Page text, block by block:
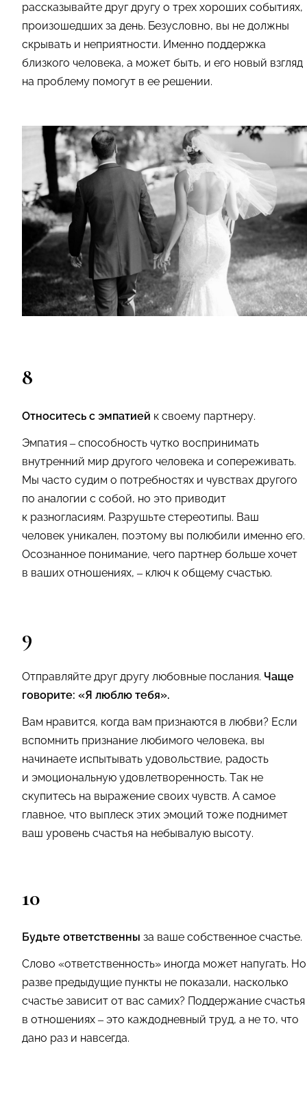
рассказывайте друг другу о трех хороших событиях,
произошедших за день. Безусловно, вы не должны
скрывать и неприятности. Именно поддержка
близкого человека, а может быть, и его новый взгляд
на проблему помогут в ее решении.
8
Относитесь с эмпатией к своему партнеру.
Эмпатия – способность чутко воспринимать
внутренний мир другого человека и сопереживать.
Мы часто судим о потребностях и чувствах другого
по аналогии с собой, но это приводит
к разногласиям. Разрушьте стереотипы. Ваш
человек уникален, поэтому вы полюбили именно его.
Осознанное понимание, чего партнер больше хочет
в ваших отношениях, – ключ к общему счастью.
9
Отправляйте друг другу любовные послания. Чаще
говорите: «Я люблю тебя».
Вам нравится, когда вам признаются в любви? Если
вспомнить признание любимого человека, вы
начинаете испытывать удовольствие, радость
и эмоциональную удовлетворенность. Так не
скупитесь на выражение своих чувств. А самое
главное, что выплеск этих эмоций тоже поднимет
ваш уровень счастья на небывалую высоту.
10
Будьте ответственны за ваше собственное счастье.
Слово «ответственность» иногда может напугать. Но
разве предыдущие пункты не показали, насколько
счастье зависит от вас самих? Поддержание счастья
в отношениях – это каждодневный труд, а не то, что
дано раз и навсегда.